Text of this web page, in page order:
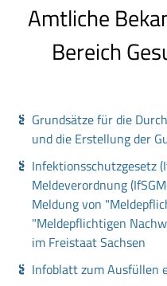
Amtliche
Bereich
Grundsätze für die
und die Erstellung der
Infektionsschutzgesetz
Meldeverordnung
Meldung von
"Meldepflichtigen
im Freistaat Sachsen
Infoblatt zum Ausfüllen